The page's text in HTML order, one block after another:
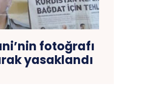
fotoğrafı
yasaklandı